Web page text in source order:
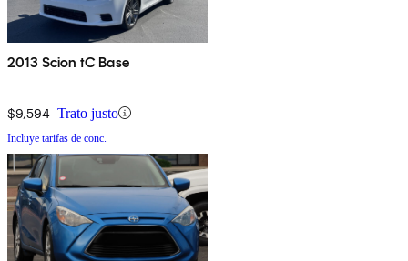
2013 Scion tC Base
$9,594 Trato justo
Incluye tarifas de conc.